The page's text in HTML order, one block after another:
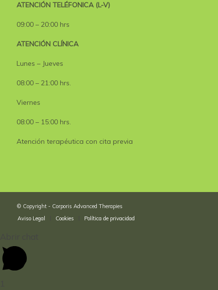
ATENCIÓN TELÉFONICA (L-V)
09:00 – 20:00 hrs
ATENCIÓN CLÍNICA
Lunes – Jueves
08:00 – 21:00 hrs.
Viernes
08:00 – 15:00 hrs.
Atención terapéutica con cita previa
© Copyright - Corporis Advanced Therapies
Aviso Legal
Cookies Política de privacidad